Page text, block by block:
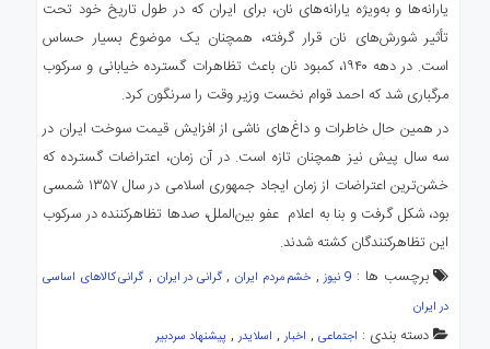
یارانه‌ها و به‌ویژه یارانه‌های نان، برای ایران که در طول تاریخ خود تحت
تأثیر شورش‌های نان قرار گرفته، همچنان یک موضوع بسیار حساس
است. در دهه ۱۹۴۰، کمبود نان باعث تظاهرات گسترده خیابانی و سرکوب
مرگباری شد که احمد قوام نخست وزیر وقت را سرنگون کرد.
در همین حال خاطرات و داغ‌های ناشی از افزایش قیمت سوخت ایران در
سه سال پیش نیز همچنان تازه است. در آن زمان، اعتراضات گسترده که
خشن‌ترین اعتراضات از زمان ایجاد جمهوری اسلامی در سال ۱۳۵۷ شمسی
بود، شکل گرفت و بنا به اعلام عفو بین‌الملل، صدها تظاهرکننده در سرکوب
این تظاهرکنندگان کشته شدند.
برچسب ها : 9 نیوز , خشم مردم ایران ,گرانی در ایران , گرانی کالاهای اساسی
در ایران
دسته بندی : اجتماعی, اخبار, اسلایدر, پیشنهاد سردبیر